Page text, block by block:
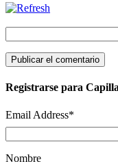
Registrarse para
Email Address*
Nombre